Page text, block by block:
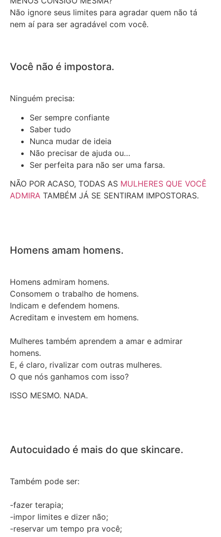
Não ignore seus limites para agradar quem não tá
nem aí para ser agradável com você.
Você não é impostora.
Ninguém precisa:
Ser sempre confiante
Saber tudo
Nunca mudar de ideia
Não precisar de ajuda ou…
Ser perfeita para não ser uma farsa.
NÃO POR ACASO, TODAS AS MULHERES QUE VOCÊ
ADMIRA TAMBÉM JÁ SE SENTIRAM IMPOSTORAS.
Homens amam homens.
Homens admiram homens.
Consomem o trabalho de homens.
Indicam e defendem homens.
Acreditam e investem em homens.
Mulheres também aprendem a amar e admirar
homens.
E, é claro, rivalizar com outras mulheres.
O que nós ganhamos com isso?
ISSO MESMO. NADA.
Autocuidado é mais do que skincare.
Também pode ser:
-fazer terapia;
-impor limites e dizer não;
-reservar um tempo pra você;